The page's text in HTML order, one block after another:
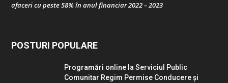
afaceri cu peste 58% în anul financiar 2022 – 2023
POSTURI POPULARE
Programări online la Serviciul Public
Comunitar Regim Permise Conducere şi